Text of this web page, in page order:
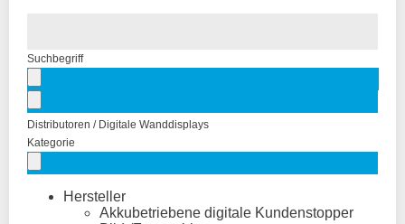
Suchbegriff
Distributoren / Digitale Wanddisplays
Kategorie
Hersteller
Akkubetriebene digitale Kundenstopper